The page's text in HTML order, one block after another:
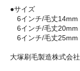
●サイズ
6インチ/毛丈14mm
6インチ/毛丈20mm
6インチ/毛丈25mm
大塚刷毛製造株式会社